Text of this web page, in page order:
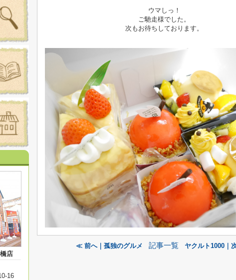
ウマしっ！
ご馳走様でした。
次もお待ちしております。
≪ 前へ｜孤独のグルメ 記事一覧 ヤクルト1000｜
店
16